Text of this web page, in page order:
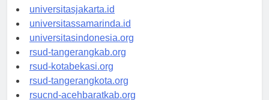
universitassalor.id
universitasjakarta.id
universitassamarinda.id
universitasindonesia.org
rsud-tangerangkab.org
rsud-kotabekasi.org
rsud-tangerangkota.org